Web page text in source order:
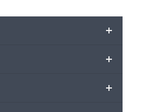
+
+
+